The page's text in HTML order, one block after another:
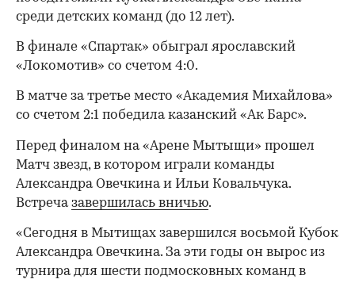
среди детских команд (до 12 лет).
В финале «Спартак» обыграл ярославский
«Локомотив» со счетом 4:0.
В матче за третье место «Академия Михайлова»
со счетом 2:1 победила казанский «Ак Барс».
Перед финалом на «Арене Мытыщи» прошел
Матч звезд, в котором играли команды
Александра Овечкина и Ильи Ковальчука.
Встречазавершилась вничью.
«Сегодня в Мытищах завершился восьмой Кубок
Александра Овечкина. За эти годы он вырос из
турнира для шести подмосковных команд в